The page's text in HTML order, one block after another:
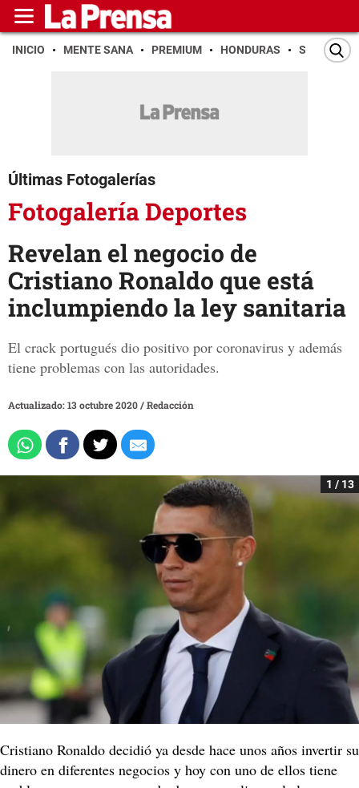
INICIO MENTE SANA PREMIUM HONDURAS SAN PEDRO
Últimas Fotogalerías
Fotogalería Deportes
Revelan el negocio de
Cristiano Ronaldo que está
inclumpiendo la ley sanitaria
El crack portugués dio positivo por coronavirus y además
tiene problemas con las autoridades.
Actualizado: 13 octubre 2020/Redacción
1 / 13
Cristiano Ronaldo decidió ya desde hace unos años invertir su
dinero en diferentes negocios y hoy con uno de ellos tiene